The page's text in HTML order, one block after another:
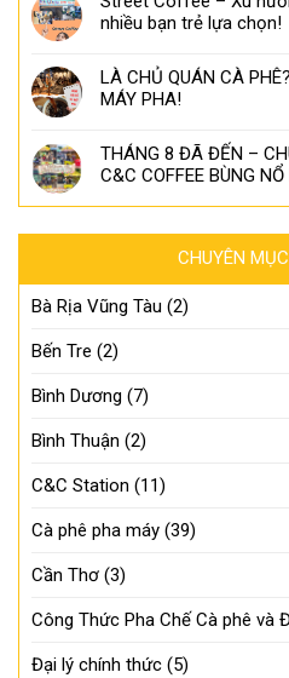
nhiều bạn trẻ lựa chọn!
LÀ CHỦ QUÁN CÀ
MÁY PHA!
THÁNG 8 ĐÃ ĐẾN –
C&C COFFEE BÙNG
CHUYÊN
Bà Rịa Vũng Tàu (2)
Bến Tre (2)
Bình Dương (7)
Bình Thuận (2)
C&C Station (11)
Cà phê pha máy (39)
Cần Thơ (3)
Công Thức Pha Chế Cà phê và
Đại lý chính thức (5)